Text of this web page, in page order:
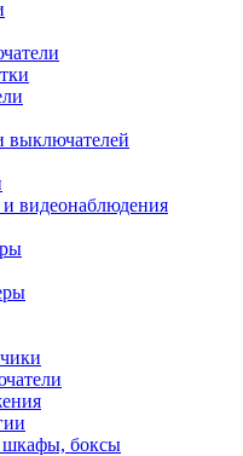
выключателей
видеонаблюдения
шкафы, боксы